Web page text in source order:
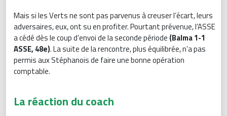
Mais si les Verts ne sont pas parvenus à creuser l’écart, leurs
adversaires, eux, ont su en profiter. Pourtant prévenue, l’ASSE
a cédé dès le coup d’envoi de la seconde période (Balma 1-1
ASSE, 48e). La suite de la rencontre, plus équilibrée, n’a pas
permis aux Stéphanois de faire une bonne opération
comptable.
La réaction du coach